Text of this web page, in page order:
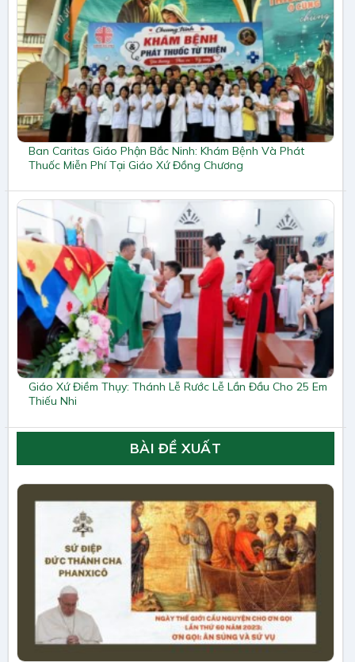
Ban Caritas Giáo Phận Bắc Ninh: Khám Bệnh Và Phát
Thuốc Miễn Phí Tại Giáo Xứ Đồng Chương
Giáo Xứ Điềm Thụy: Thánh Lễ Rước Lễ Lần Đầu Cho 25 Em
Thiếu Nhi
BÀI ĐỀ XUẤT